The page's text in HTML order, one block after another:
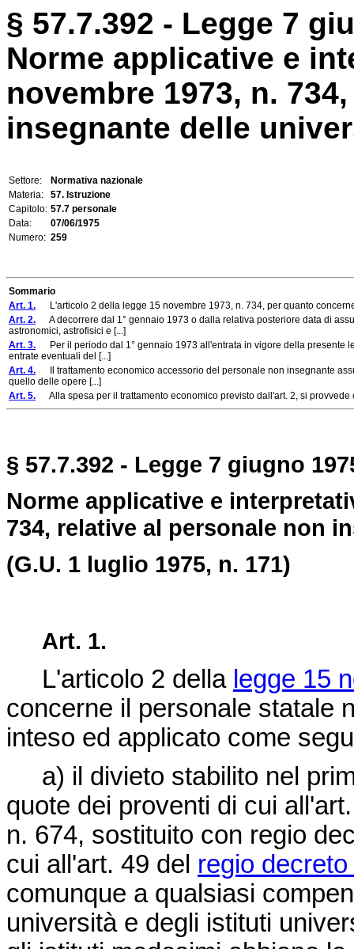
§ 57.7.392 - Legge 7
Norme applicative e
novembre 1973, n.
insegnante delle
Settore:
Normativa nazionale
Materia:
57. Istruzione
Capitolo: 57.7 personale
Data:
07/06/1975
Numero: 259
Sommario
Art. 1. L'articolo 2 della legge 15 novembre 1973, n. 734, per quanto
Art. 2. A decorrere dal 1° gennaio 1973 o dalla relativa posteriore data di
astronomici, astrofisici e [...]
Art. 3. Per il periodo dal 1° gennaio 1973 all'entrata in vigore della presente
entrate eventuali del [...]
Art. 4. Il trattamento economico accessorio del personale non insegnante
quello delle opere [...]
Art. 5. Alla spesa per il trattamento economico previsto dall'art. 2, si
§ 57.7.392 - Legge 7 giugno
Norme applicative e
734, relative al personale non
(G.U. 1 luglio 1975, n. 171)
Art. 1.
L'articolo 2 della legge 15
concerne il personale statale
inteso ed applicato come
a) il divieto stabilito nel
quote dei proventi di cui
n. 674, sostituito con regio
cui all'art. 49 del regio
comunque a qualsiasi
università e degli istituti